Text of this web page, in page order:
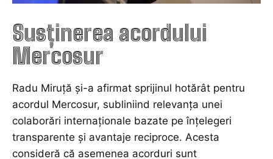
Susținerea acordului
Mercosur
Radu Miruţă și-a afirmat sprijinul hotărât pentru
acordul Mercosur, subliniind relevanța unei
colaborări internaționale bazate pe înțelegeri
transparente și avantaje reciproce. Acesta
consideră că asemenea acorduri sunt